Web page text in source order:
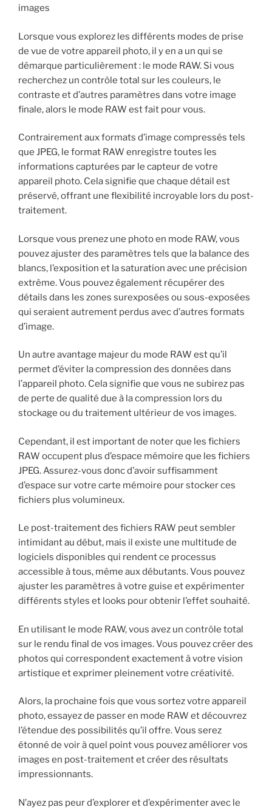
images
Lorsque vous explorez les différents modes de prise
de vue de votre appareil photo, il y en a un qui se
démarque particulièrement : le mode RAW. Si vous
recherchez un contrôle total sur les couleurs, le
contraste et d’autres paramètres dans votre image
finale, alors le mode RAW est fait pour vous.
Contrairement aux formats d’image compressés tels
que JPEG, le format RAW enregistre toutes les
informations capturées par le capteur de votre
appareil photo. Cela signifie que chaque détail est
préservé, offrant une flexibilité incroyable lors du post-
traitement.
Lorsque vous prenez une photo en mode RAW, vous
pouvez ajuster des paramètres tels que la balance des
blancs, l’exposition et la saturation avec une précision
extrême. Vous pouvez également récupérer des
détails dans les zones surexposées ou sous-exposées
qui seraient autrement perdus avec d’autres formats
d’image.
Un autre avantage majeur du mode RAW est qu’il
permet d’éviter la compression des données dans
l’appareil photo. Cela signifie que vous ne subirez pas
de perte de qualité due à la compression lors du
stockage ou du traitement ultérieur de vos images.
Cependant, il est important de noter que les fichiers
RAW occupent plus d’espace mémoire que les fichiers
JPEG. Assurez-vous donc d’avoir suffisamment
d’espace sur votre carte mémoire pour stocker ces
fichiers plus volumineux.
Le post-traitement des fichiers RAW peut sembler
intimidant au début, mais il existe une multitude de
logiciels disponibles qui rendent ce processus
accessible à tous, même aux débutants. Vous pouvez
ajuster les paramètres à votre guise et expérimenter
différents styles et looks pour obtenir l’effet souhaité.
En utilisant le mode RAW, vous avez un contrôle total
sur le rendu final de vos images. Vous pouvez créer des
photos qui correspondent exactement à votre vision
artistique et exprimer pleinement votre créativité.
Alors, la prochaine fois que vous sortez votre appareil
photo, essayez de passer en mode RAW et découvrez
l’étendue des possibilités qu’il offre. Vous serez
étonné de voir à quel point vous pouvez améliorer vos
images en post-traitement et créer des résultats
impressionnants.
N’ayez pas peur d’explorer et d’expérimenter avec le